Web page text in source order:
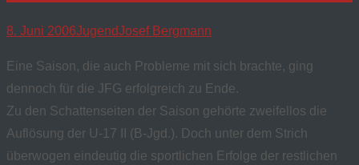
8. Juni 2006JugendJosef Bergmann
Eine Saison, die auch Probleme mit sich brachte, ging
dennoch für die JFG erfolgreich zu Ende.
Zu den Schattenseiten der Saison gehörte zweifellos die
Auflösung der U-17 II (B-Jgd.). Doch unter dem Strich
überwogen eindeutig die sportlichen Erfolge der restlichen